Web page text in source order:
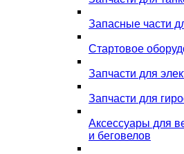
Запасные части
Стартовое
Запчасти для
Запчасти для
Аксессуары для
и беговелов